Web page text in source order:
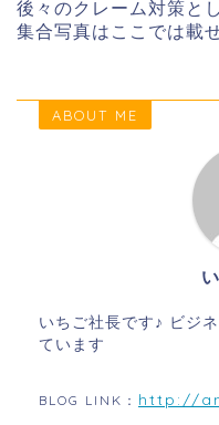
後々のクレーム対策と
集合写真はここでは載
ABOUT ME
いちご社長です♪ ビジ
ています
BLOG LINK： http://